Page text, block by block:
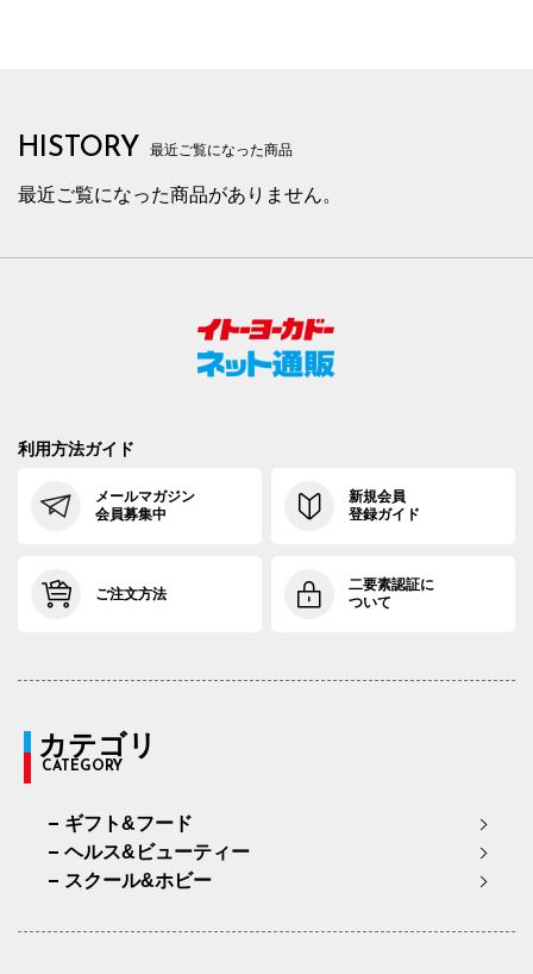
HISTORY 最近ご覧になった商品
最近ご覧になった商品がありません。
利用方法ガイド
メールマガジン
会員募集中
新規会員
登録ガイド
ご注文方法
二要素認証に
ついて
カテゴリ
CATEGORY
ギフト&フード
ヘルス&ビューティー
スクール&ホビー